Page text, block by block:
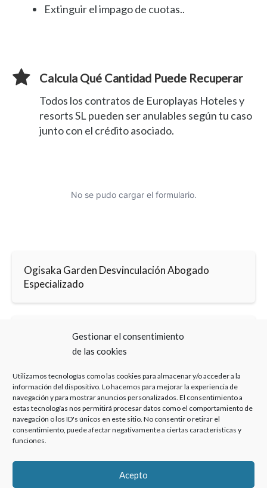
Gestionar el consentimiento
de las cookies
Utilizamos tecnologías como las cookies para almacenar y/o acceder a la
información del dispositivo. Lo hacemos para mejorar la experiencia de
navegación y para mostrar anuncios personalizados. El consentimiento a
estas tecnologías nos permitirá procesar datos como el comportamiento de
navegación o los ID's únicos en este sitio. No consentir o retirar el
consentimiento, puede afectar negativamente a ciertas características y
funciones.
Acepto
Extinguir el impago de cuotas..
Calcula Qué Cantidad Puede Recuperar
Todos los contratos de Europlayas Hoteles y
resorts SL pueden ser anulables según tu caso
junto con el crédito asociado.
No se pudo cargar el formulario.
Ogisaka Garden Desvinculación Abogado
Especializado
Ogisaka Garden Desvinculación Despacho
Haz clic para aceptar cookies de marketing y